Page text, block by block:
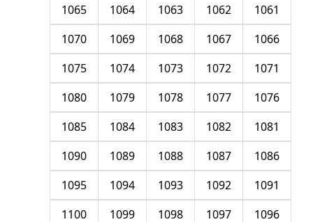
1061
1062
1063
1064
1065
1066
1067
1068
1069
1070
1071
1072
1073
1074
1075
1076
1077
1078
1079
1080
1081
1082
1083
1084
1085
1086
1087
1088
1089
1090
1091
1092
1093
1094
1095
1096
1097
1098
1099
1100